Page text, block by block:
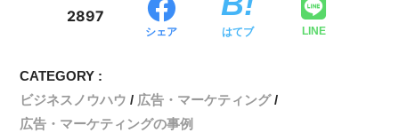
2897
シェア はてブ LINE
CATEGORY :
ビジネスノウハウ
広告・マーケティング
広告・マーケティングの事例